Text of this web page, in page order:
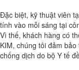
Đặc biệt, kỹ thuật viên
tính vào mỗi sáng tại
Vì thế, khách hàng có
KIM, chúng tôi đảm
chống dịch do bộ Y tế